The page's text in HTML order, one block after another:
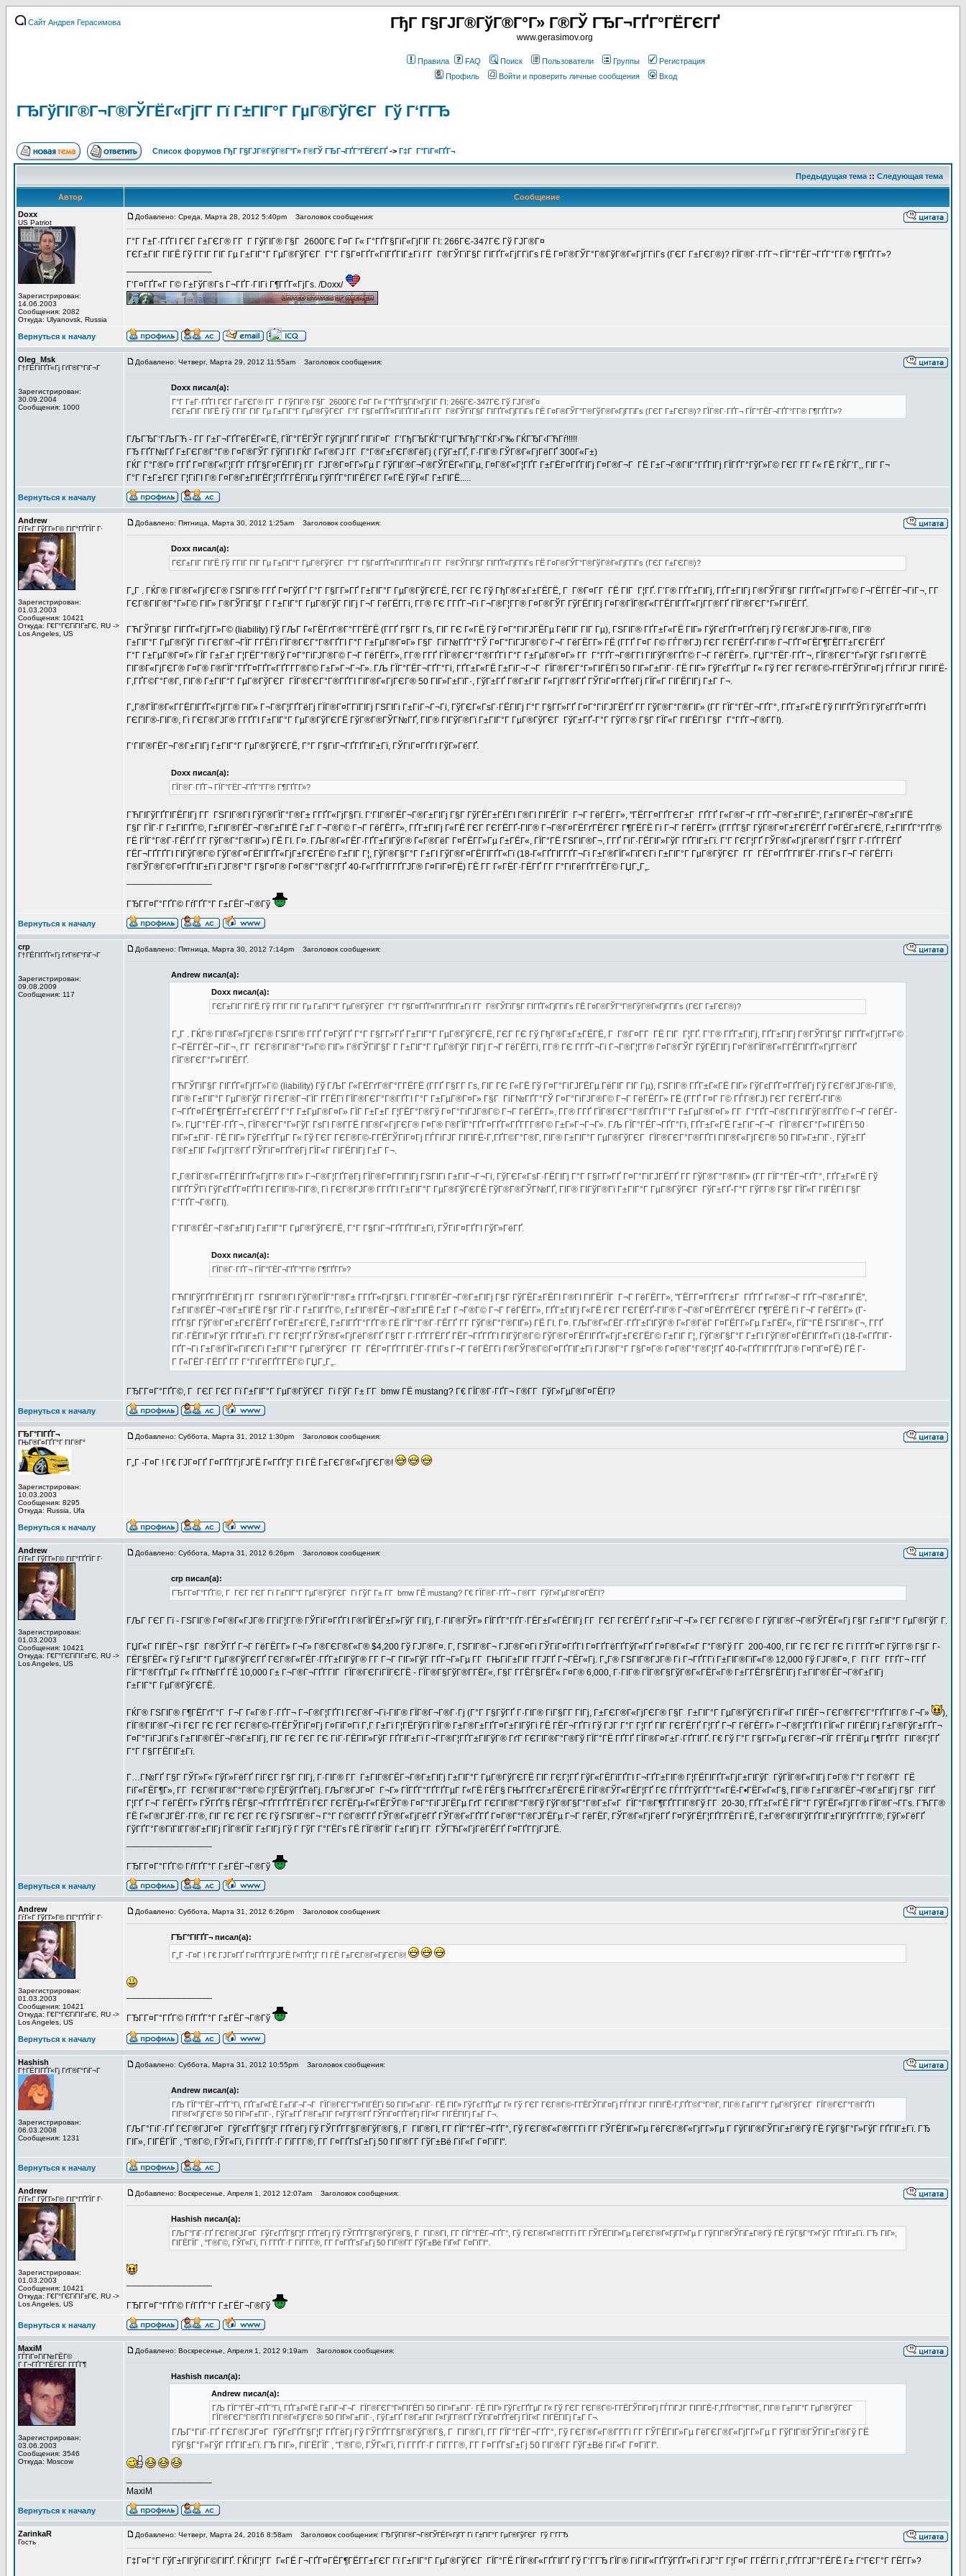
Сайт Андрея Герасимова ГђГ Г§ГЈГ®ГўГ®Г°Г» Г®ГЎ ГЂГ¬ГҐГ°ГЁГЄГҐ
www.gerasimov.org
Правила FAQ Поиск Пользователи Группы
Регистрация
Профиль
Войти и проверить личные сообщения Вход
ГЂГўГІГ®Г¬Г®ГЎГЁГ«ГјГ­Г Гї Г±ГІГ°Г ГµГ®ГўГЄГ Гў Г‘ГГЂ
Список форумов ГђГ Г§ГЈГ®ГўГ®Г°Г» Г®ГЎ ГЂГ¬ГҐГ°ГЁГЄГҐ-> Г‡Г Г°ГіГ«ГҐГ¬
Предыдущая тема :: Следующая тема
Автор
Сообщение
Doxx
US Patriot
Зарегистрирован:
14.06.2003
Сообщения: 2082
Откуда: Ulyanovsk, Russia
Добавлено: Среда, Марта 28, 2012 5:40pm Заголовок сообщения:
Г°Г Г±Г·ГҐГІ ГЄГ Г±ГЄГ® Г­Г Г ГўГІГ® Г§Г 2600ГЄ Г¤Г Г« Г°ГҐГ§ГіГ«ГјГІГ ГІ: 266ГЄ-347ГЄ Гў ГЈГ®Г¤
ГЄГ±ГІГ ГІГЁ Гў ГГІГ ГІГ Гµ Г±ГІГ°Г ГµГ®ГўГЄГ Г°Г Г§Г¤ГҐГ«ГїГҐГІГ±Гї Г­Г Г®ГЎГїГ§Г ГІГҐГ«ГјГ­ГіГѕ ГЁ Г¤Г®ГЎГ°Г®ГўГ®Г«ГјГ­ГіГѕ (ГЄГ Г±ГЄГ®)? ГЇГ®Г·ГҐГ¬ ГЇГ°ГЁГ¬ГҐГ°Г­Г® Г¶ГҐГ­Г»?
Г‘Г¤ГҐГ«Г Г© Г±ГўГ®Гѕ Г¬ГҐГ·ГІГі Г¶ГҐГ«ГјГѕ. /Doxx/
Вернуться к началу
Oleg_Msk
Г†ГЁГІГҐГ«Гј ГґГ®Г°ГіГ¬Г
Зарегистрирован:
30.09.2004
Сообщения: 1000
Добавлено: Четверг, Марта 29, 2012 11:55am Заголовок сообщения:
Doxx писал(а):
Г°Г Г±Г·ГҐГІ ГЄГ Г±ГЄГ® Г­Г Г ГўГІГ® Г§Г 2600ГЄ Г¤Г Г« Г°ГҐГ§ГіГ«ГјГІГ ГІ: 266ГЄ-347ГЄ Гў ГЈГ®Г¤
ГЄГ±ГІГ ГІГЁ Гў ГГІГ ГІГ Гµ Г±ГІГ°Г ГµГ®ГўГЄГ Г°Г Г§Г¤ГҐГ«ГїГҐГІГ±Гї Г­Г Г®ГЎГїГ§Г ГІГҐГ«ГјГ­ГіГѕ ГЁ Г¤Г®ГЎГ°Г®ГўГ®Г«ГјГ­ГіГѕ (ГЄГ Г±ГЄГ®)? ГЇГ®Г·ГҐГ¬ ГЇГ°ГЁГ¬ГҐГ°Г­Г® Г¶ГҐГ­Г»?
ГЉГЂГ‘ГЉГЋ - Г­Г Г±Г¬ГҐГёГЁГ«ГЁ, ГЇГ°ГЁГЎГ ГўГјГІГҐ ГІГіГ¤Г Г’ГђГЂГЌГ‘ГЏГЋГђГ’ГЌГ›Г‰ ГЌГЂГ‹ГЋГѓ!!!!!
ГЂ ГҐГ№ГҐ Г±ГЄГ®Г°Г® Г¤Г®ГЎГ ГўГїГІ ГЌГ Г«Г®ГЈ Г­Г Г°Г®Г±ГЄГ®ГёГј ( ГўГ±ГҐ, Г·ГІГ® ГЎГ®Г«ГјГёГҐ 300Г«Г±)
ГЌГ Г°Г®Г¤ Г­ГҐ Г¤Г®Г«Г¦ГҐГ­ ГҐГ§Г¤ГЁГІГј Г­Г ГЈГ®Г¤Г­Г»Гµ Г ГўГІГ®Г¬Г®ГЎГЁГ«ГїГµ, Г¤Г®Г«Г¦ГҐГ­ Г±ГЁГ¤ГҐГІГј Г¤Г®Г¬Г ГЁ Г±Г¬Г®ГІГ°ГҐГІГј ГЇГҐГ°ГўГ»Г© ГЄГ Г­Г Г« ГЁ ГЌГ’Г‚, ГІГ Г¬
Г°Г Г±Г±ГЄГ Г¦ГіГІ Г® Г¤Г®Г±ГІГЁГ¦ГҐГ­ГЁГїГµ ГўГҐГ°ГІГЁГЄГ Г«ГЁ ГўГ«Г Г±ГІГЁ.....
Вернуться к началу
Andrew
ГѓГ«Г ГўГ­Г»Г© ГІГ°ГҐГЇГ Г·
Зарегистрирован:
01.03.2003
Сообщения: 10421
Откуда: Г€Г°ГЄГіГІГ±ГЄ, RU ->
Los Angeles, US
Добавлено: Пятница, Марта 30, 2012 1:25am Заголовок сообщения:
Doxx писал(а):
ГЄГ±ГІГ ГІГЁ Гў ГГІГ ГІГ Гµ Г±ГІГ°Г ГµГ®ГўГЄГ Г°Г Г§Г¤ГҐГ«ГїГҐГІГ±Гї Г­Г Г®ГЎГїГ§Г ГІГҐГ«ГјГ­ГіГѕ ГЁ Г¤Г®ГЎГ°Г®ГўГ®Г«ГјГ­ГіГѕ (ГЄГ Г±ГЄГ®)?
Г„Г . ГЌГ® ГІГ®Г«ГјГЄГ® ГЅГІГ® Г­ГҐ Г¤ГўГҐ Г°Г Г§Г­Г»ГҐ Г±ГІГ°Г ГµГ®ГўГЄГЁ, ГЄГ ГЄ Гў ГђГ®Г±Г±ГЁГЁ, Г Г®Г¤Г­Г ГЁ ГІГ Г¦ГҐ. Г’Г® ГҐГ±ГІГј, ГҐГ±ГІГј Г®ГЎГїГ§Г ГІГҐГ«ГјГ­Г»Г© Г¬ГЁГ­ГЁГ¬ГіГ¬, Г­Г
ГЄГ®ГІГ®Г°Г»Г© ГІГ» Г®ГЎГїГ§Г Г­ Г±ГІГ°Г ГµГ®ГўГ ГІГј Г¬Г ГёГЁГ­Гі, Г­Г® ГЄ Г­ГҐГ¬Гі Г¬Г®Г¦Г­Г® Г¤Г®ГЎГ ГўГЁГІГј Г¤Г®ГЇГ®Г«Г­ГЁГІГҐГ«ГјГ­Г®ГҐ ГЇГ®ГЄГ°Г»ГІГЁГҐ.
ГЋГЎГїГ§Г ГІГҐГ«ГјГ­Г»Г© (liability) Гў ГЉГ Г«ГЁГґГ®Г°Г­ГЁГЁ (Г­ГҐ Г§Г­Г Гѕ, ГІГ ГЄ Г«ГЁ Гў Г¤Г°ГіГЈГЁГµ ГёГІГ ГІГ Гµ), ГЅГІГ® ГҐГ±Г«ГЁ ГІГ» ГўГєГҐГ¤ГҐГёГј Гў ГЄГ®ГЈГ®-ГІГ®, ГІГ®
Г±ГІГ°Г ГµГ®ГўГ Гї ГЄГ®Г¬ГЇГ Г­ГЁГї ГЇГ®ГЄГ°Г®ГҐГІ Г°Г Г±ГµГ®Г¤Г» Г§Г ГіГ№ГҐГ°ГЎ Г¤Г°ГіГЈГ®Г© Г¬Г ГёГЁГ­Г» ГЁ (Г­ГҐ Г¤Г Г© ГЃГ®ГЈ) ГЄГ ГЄГЁГҐ-ГІГ® Г¬ГҐГ¤ГЁГ¶ГЁГ­Г±ГЄГЁГҐ
Г°Г Г±ГµГ®Г¤Г» ГЇГ Г±Г±Г Г¦ГЁГ°Г®Гў Г¤Г°ГіГЈГ®Г© Г¬Г ГёГЁГ­Г», Г­Г® Г­ГҐ ГЇГ®ГЄГ°Г®ГҐГІ Г°Г Г±ГµГ®Г¤Г» Г­Г Г°ГҐГ¬Г®Г­ГІ ГІГўГ®ГҐГ© Г¬Г ГёГЁГ­Г». ГЏГ°ГЁГ·ГҐГ¬, ГЇГ®ГЄГ°Г»ГўГ ГѕГІ Г®Г­ГЁ
ГІГ®Г«ГјГЄГ® Г¤Г® Г®ГЇГ°ГҐГ¤ГҐГ«ГҐГ­Г­Г®Г© Г±Г»Г¬Г¬Г». ГЉ ГЇГ°ГЁГ¬ГҐГ°Гі, ГҐГ±Г«ГЁ Г±ГіГ¬Г¬Г ГЇГ®ГЄГ°Г»ГІГЁГї 50 ГІГ»Г±ГїГ· ГЁ ГІГ» ГўГєГҐГµГ Г« Гў ГЄГ ГЄГ®Г©-Г­ГЁГЎГіГ¤Гј ГЃГіГЈГ ГІГІГЁ-
Г‚ГҐГ©Г°Г®Г­, ГІГ® Г±ГІГ°Г ГµГ®ГўГЄГ ГЇГ®ГЄГ°Г®ГҐГІ ГІГ®Г«ГјГЄГ® 50 ГІГ»Г±ГїГ·, ГўГ±ГҐ Г®Г±ГІГ Г«ГјГ­Г®ГҐ ГЎГіГ¤ГҐГёГј ГЇГ«Г ГІГЁГІГј Г±Г Г¬.
Г„Г®ГЇГ®Г«Г­ГЁГІГҐГ«ГјГ­Г® ГІГ» Г¬Г®Г¦ГҐГёГј ГЇГ®Г¤Г­ГїГІГј ГЅГІГі Г±ГіГ¬Г¬Гі, ГўГЄГ«ГѕГ·ГЁГІГј Г°Г Г§Г­Г»ГҐ Г¤Г°ГіГЈГЁГҐ Г­Г ГўГ®Г°Г®ГІГ» (Г­Г ГЇГ°ГЁГ¬ГҐГ°, ГҐГ±Г«ГЁ Гў ГІГҐГЎГї ГўГєГҐГ¤ГҐГІ
ГЄГІГ®-ГІГ®, Гі ГЄГ®ГЈГ® Г­ГҐГІ Г±ГІГ°Г ГµГ®ГўГЄГЁ ГўГ®Г®ГЎГ№ГҐ, ГІГ® ГІГўГ®Гї Г±ГІГ°Г ГµГ®ГўГЄГ ГўГ±ГҐ-Г°Г ГўГ­Г® Г§Г ГЇГ«Г ГІГЁГІ Г§Г Г°ГҐГ¬Г®Г­ГІ).
Г‘ГІГ®ГЁГ¬Г®Г±ГІГј Г±ГІГ°Г ГµГ®ГўГЄГЁ, Г°Г Г§ГіГ¬ГҐГҐГІГ±Гї, ГЎГіГ¤ГҐГІ ГўГ»ГёГҐ.
Doxx писал(а):
ГЇГ®Г·ГҐГ¬ ГЇГ°ГЁГ¬ГҐГ°Г­Г® Г¶ГҐГ­Г»?
ГЋГІГўГҐГІГЁГІГј Г­Г ГЅГІГ®ГІ ГўГ®ГЇГ°Г®Г± Г­ГҐГ«ГјГ§Гї. Г‘ГІГ®ГЁГ¬Г®Г±ГІГј Г§Г ГўГЁГ±ГЁГІ Г®ГІ ГІГЁГЇГ Г¬Г ГёГЁГ­Г», "ГЁГ­Г¤ГҐГЄГ±Г ГҐГҐ Г«Г®Г¬Г ГҐГ¬Г®Г±ГІГЁ", Г±ГІГ®ГЁГ¬Г®Г±ГІГЁ
Г§Г ГЇГ·Г Г±ГІГҐГ©, Г±ГІГ®ГЁГ¬Г®Г±ГІГЁ Г±Г Г¬Г®Г© Г¬Г ГёГЁГ­Г», ГҐГ±ГІГј Г«ГЁ ГЄГ ГЄГЁГҐ-ГІГ® Г¬Г®Г¤ГЁГґГЁГЄГ Г¶ГЁГЁ Гі Г¬Г ГёГЁГ­Г» (Г­ГҐГ§Г ГўГ®Г¤Г±ГЄГЁГҐ Г¤ГЁГ±ГЄГЁ, Г±ГІГҐГ°ГҐГ®
ГЁ ГЇГ°Г®Г·ГЁГҐ Г­Г ГўГ®Г°Г®ГІГ») ГЁ ГІ. Г¤. ГЉГ®Г«ГЁГ·ГҐГ±ГІГўГ® Г«Г®ГёГ Г¤ГЁГ­Г»Гµ Г±ГЁГ«, ГЇГ°ГЁ ГЅГІГ®Г¬, Г­ГҐ ГіГ·ГЁГІГ»ГўГ ГҐГІГ±Гї. Г’Г ГЄГ¦ГҐ ГЎГ®Г«ГјГёГ®ГҐ Г§Г­Г Г·ГҐГ­ГЁГҐ
ГЁГ¬ГҐГҐГІ ГІГўГ®Г© ГўГ®Г¤ГЁГІГҐГ«ГјГ±ГЄГЁГ© Г±ГІГ Г¦, ГўГ®Г§Г°Г Г±ГІ ГўГ®Г¤ГЁГІГҐГ«Гї (18-Г«ГҐГІГ­ГҐГ¬Гі Г±Г®ГЇГ«ГїГЄГі Г±ГІГ°Г ГµГ®ГўГЄГ Г­Г ГЁГ¤ГҐГ­ГІГЁГ·Г­ГіГѕ Г¬Г ГёГЁГ­Гі
Г®ГЎГ®Г©Г¤ГҐГІГ±Гї ГЈГ®Г°Г Г§Г¤Г® Г¤Г®Г°Г®Г¦ГҐ 40-Г«ГҐГІГ­ГҐГЈГ® Г¤ГїГ¤ГЁ) ГЁ Г­Г Г«ГЁГ·ГЁГҐ Г­Г Г°ГіГёГҐГ­ГЁГ© ГЏГ„Г„.
ГЂГ­Г¤Г°ГҐГ© ГѓГҐГ°Г Г±ГЁГ¬Г®Гў
Вернуться к началу
crp
Г†ГЁГІГҐГ«Гј ГґГ®Г°ГіГ¬Г
Зарегистрирован:
09.08.2009
Сообщения: 117
Добавлено: Пятница, Марта 30, 2012 7:14pm Заголовок сообщения:
Andrew писал(а):
Doxx писал(а):
ГЄГ±ГІГ ГІГЁ Гў ГГІГ ГІГ Гµ Г±ГІГ°Г ГµГ®ГўГЄГ Г°Г Г§Г¤ГҐГ«ГїГҐГІГ±Гї Г­Г Г®ГЎГїГ§Г ГІГҐГ«ГјГ­ГіГѕ ГЁ Г¤Г®ГЎГ°Г®ГўГ®Г«ГјГ­ГіГѕ (ГЄГ Г±ГЄГ®)?
Г„Г . ГЌГ® ГІГ®Г«ГјГЄГ® ГЅГІГ® Г­ГҐ Г¤ГўГҐ Г°Г Г§Г­Г»ГҐ Г±ГІГ°Г ГµГ®ГўГЄГЁ, ГЄГ ГЄ Гў ГђГ®Г±Г±ГЁГЁ, Г Г®Г¤Г­Г ГЁ ГІГ Г¦ГҐ. Г’Г® ГҐГ±ГІГј, ГҐГ±ГІГј Г®ГЎГїГ§Г ГІГҐГ«ГјГ­Г»Г©
Г¬ГЁГ­ГЁГ¬ГіГ¬, Г­Г ГЄГ®ГІГ®Г°Г»Г© ГІГ» Г®ГЎГїГ§Г Г­ Г±ГІГ°Г ГµГ®ГўГ ГІГј Г¬Г ГёГЁГ­Гі, Г­Г® ГЄ Г­ГҐГ¬Гі Г¬Г®Г¦Г­Г® Г¤Г®ГЎГ ГўГЁГІГј Г¤Г®ГЇГ®Г«Г­ГЁГІГҐГ«ГјГ­Г®ГҐ
ГЇГ®ГЄГ°Г»ГІГЁГҐ.
ГЋГЎГїГ§Г ГІГҐГ«ГјГ­Г»Г© (liability) Гў ГЉГ Г«ГЁГґГ®Г°Г­ГЁГЁ (Г­ГҐ Г§Г­Г Гѕ, ГІГ ГЄ Г«ГЁ Гў Г¤Г°ГіГЈГЁГµ ГёГІГ ГІГ Гµ), ГЅГІГ® ГҐГ±Г«ГЁ ГІГ» ГўГєГҐГ¤ГҐГёГј Гў ГЄГ®ГЈГ®-ГІГ®,
ГІГ® Г±ГІГ°Г ГµГ®ГўГ Гї ГЄГ®Г¬ГЇГ Г­ГЁГї ГЇГ®ГЄГ°Г®ГҐГІ Г°Г Г±ГµГ®Г¤Г» Г§Г ГіГ№ГҐГ°ГЎ Г¤Г°ГіГЈГ®Г© Г¬Г ГёГЁГ­Г» ГЁ (Г­ГҐ Г¤Г Г© ГЃГ®ГЈ) ГЄГ ГЄГЁГҐ-ГІГ®
Г¬ГҐГ¤ГЁГ¶ГЁГ­Г±ГЄГЁГҐ Г°Г Г±ГµГ®Г¤Г» ГЇГ Г±Г±Г Г¦ГЁГ°Г®Гў Г¤Г°ГіГЈГ®Г© Г¬Г ГёГЁГ­Г», Г­Г® Г­ГҐ ГЇГ®ГЄГ°Г®ГҐГІ Г°Г Г±ГµГ®Г¤Г» Г­Г Г°ГҐГ¬Г®Г­ГІ ГІГўГ®ГҐГ© Г¬Г ГёГЁГ­
Г». ГЏГ°ГЁГ·ГҐГ¬, ГЇГ®ГЄГ°Г»ГўГ ГѕГІ Г®Г­ГЁ ГІГ®Г«ГјГЄГ® Г¤Г® Г®ГЇГ°ГҐГ¤ГҐГ«ГҐГ­Г­Г®Г© Г±Г»Г¬Г¬Г». ГЉ ГЇГ°ГЁГ¬ГҐГ°Гі, ГҐГ±Г«ГЁ Г±ГіГ¬Г¬Г ГЇГ®ГЄГ°Г»ГІГЁГї 50
ГІГ»Г±ГїГ· ГЁ ГІГ» ГўГєГҐГµГ Г« Гў ГЄГ ГЄГ®Г©-Г­ГЁГЎГіГ¤Гј ГЃГіГЈГ ГІГІГЁ-Г‚ГҐГ©Г°Г®Г­, ГІГ® Г±ГІГ°Г ГµГ®ГўГЄГ ГЇГ®ГЄГ°Г®ГҐГІ ГІГ®Г«ГјГЄГ® 50 ГІГ»Г±ГїГ·, ГўГ±ГҐ
Г®Г±ГІГ Г«ГјГ­Г®ГҐ ГЎГіГ¤ГҐГёГј ГЇГ«Г ГІГЁГІГј Г±Г Г¬.
Г„Г®ГЇГ®Г«Г­ГЁГІГҐГ«ГјГ­Г® ГІГ» Г¬Г®Г¦ГҐГёГј ГЇГ®Г¤Г­ГїГІГј ГЅГІГі Г±ГіГ¬Г¬Гі, ГўГЄГ«ГѕГ·ГЁГІГј Г°Г Г§Г­Г»ГҐ Г¤Г°ГіГЈГЁГҐ Г­Г ГўГ®Г°Г®ГІГ» (Г­Г ГЇГ°ГЁГ¬ГҐГ°, ГҐГ±Г«ГЁ Гў
ГІГҐГЎГї ГўГєГҐГ¤ГҐГІ ГЄГІГ®-ГІГ®, Гі ГЄГ®ГЈГ® Г­ГҐГІ Г±ГІГ°Г ГµГ®ГўГЄГЁ ГўГ®Г®ГЎГ№ГҐ, ГІГ® ГІГўГ®Гї Г±ГІГ°Г ГµГ®ГўГЄГ ГўГ±ГҐ-Г°Г ГўГ­Г® Г§Г ГЇГ«Г ГІГЁГІ Г§Г
Г°ГҐГ¬Г®Г­ГІ).
Г‘ГІГ®ГЁГ¬Г®Г±ГІГј Г±ГІГ°Г ГµГ®ГўГЄГЁ, Г°Г Г§ГіГ¬ГҐГҐГІГ±Гї, ГЎГіГ¤ГҐГІ ГўГ»ГёГҐ.
Doxx писал(а):
ГЇГ®Г·ГҐГ¬ ГЇГ°ГЁГ¬ГҐГ°Г­Г® Г¶ГҐГ­Г»?
ГЋГІГўГҐГІГЁГІГј Г­Г ГЅГІГ®ГІ ГўГ®ГЇГ°Г®Г± Г­ГҐГ«ГјГ§Гї. Г‘ГІГ®ГЁГ¬Г®Г±ГІГј Г§Г ГўГЁГ±ГЁГІ Г®ГІ ГІГЁГЇГ Г¬Г ГёГЁГ­Г», "ГЁГ­Г¤ГҐГЄГ±Г ГҐГҐ Г«Г®Г¬Г ГҐГ¬Г®Г±ГІГЁ",
Г±ГІГ®ГЁГ¬Г®Г±ГІГЁ Г§Г ГЇГ·Г Г±ГІГҐГ©, Г±ГІГ®ГЁГ¬Г®Г±ГІГЁ Г±Г Г¬Г®Г© Г¬Г ГёГЁГ­Г», ГҐГ±ГІГј Г«ГЁ ГЄГ ГЄГЁГҐ-ГІГ® Г¬Г®Г¤ГЁГґГЁГЄГ Г¶ГЁГЁ Гі Г¬Г ГёГЁГ­Г» (Г­
ГҐГ§Г ГўГ®Г¤Г±ГЄГЁГҐ Г¤ГЁГ±ГЄГЁ, Г±ГІГҐГ°ГҐГ® ГЁ ГЇГ°Г®Г·ГЁГҐ Г­Г ГўГ®Г°Г®ГІГ») ГЁ ГІ. Г¤. ГЉГ®Г«ГЁГ·ГҐГ±ГІГўГ® Г«Г®ГёГ Г¤ГЁГ­Г»Гµ Г±ГЁГ«, ГЇГ°ГЁ ГЅГІГ®Г¬, Г­ГҐ
ГіГ·ГЁГІГ»ГўГ ГҐГІГ±Гї. Г’Г ГЄГ¦ГҐ ГЎГ®Г«ГјГёГ®ГҐ Г§Г­Г Г·ГҐГ­ГЁГҐ ГЁГ¬ГҐГҐГІ ГІГўГ®Г© ГўГ®Г¤ГЁГІГҐГ«ГјГ±ГЄГЁГ© Г±ГІГ Г¦, ГўГ®Г§Г°Г Г±ГІ ГўГ®Г¤ГЁГІГҐГ«Гї (18-Г«ГҐГІГ­
ГҐГ¬Гі Г±Г®ГЇГ«ГїГЄГі Г±ГІГ°Г ГµГ®ГўГЄГ Г­Г ГЁГ¤ГҐГ­ГІГЁГ·Г­ГіГѕ Г¬Г ГёГЁГ­Гі Г®ГЎГ®Г©Г¤ГҐГІГ±Гї ГЈГ®Г°Г Г§Г¤Г® Г¤Г®Г°Г®Г¦ГҐ 40-Г«ГҐГІГ­ГҐГЈГ® Г¤ГїГ¤ГЁ) ГЁ Г­
Г Г«ГЁГ·ГЁГҐ Г­Г Г°ГіГёГҐГ­ГЁГ© ГЏГ„Г„.
ГЂГ­Г¤Г°ГҐГ©, Г ГЄГ ГЄГ Гї Г±ГІГ°Г ГµГ®ГўГЄГ Гі ГўГ Г± Г­Г bmw ГЁ mustang? Г€ ГЇГ®Г·ГҐГ¬ Г®Г­Г ГўГ»ГµГ®Г¤ГЁГІ?
Вернуться к началу
ГЂГ°ГІГҐГ¬
ГЊГ®Г¤ГҐГ°Г ГІГ®Г°
Зарегистрирован:
10.03.2003
Сообщения: 8295
Откуда: Russia, Ufa
Добавлено: Суббота, Марта 31, 2012 1:30pm Заголовок сообщения:
Г„Г -Г¤Г ! Г€ ГЈГ¤ГҐ Г¤ГҐГ­ГјГЈГЁ Г«ГҐГ¦Г ГІ ГЁ Г±ГЄГ®Г«ГјГЄГ®!
Вернуться к началу
Andrew
ГѓГ«Г ГўГ­Г»Г© ГІГ°ГҐГЇГ Г·
Зарегистрирован:
01.03.2003
Сообщения: 10421
Откуда: Г€Г°ГЄГіГІГ±ГЄ, RU ->
Los Angeles, US
Добавлено: Суббота, Марта 31, 2012 6:26pm Заголовок сообщения:
crp писал(а):
ГЂГ­Г¤Г°ГҐГ©, Г ГЄГ ГЄГ Гї Г±ГІГ°Г ГµГ®ГўГЄГ Гі ГўГ Г± Г­Г bmw ГЁ mustang? Г€ ГЇГ®Г·ГҐГ¬ Г®Г­Г ГўГ»ГµГ®Г¤ГЁГІ?
ГЉГ ГЄГ Гї - ГЅГІГ® Г¤Г®Г«ГЈГ® Г­ГіГ¦Г­Г® ГЎГіГ¤ГҐГІ Г®ГЇГЁГ±Г»ГўГ ГІГј, Г·ГІГ®ГЎГ» ГЇГҐГ°ГҐГ·ГЁГ±Г«ГЁГІГј Г­Г ГЄГ ГЄГЁГҐ Г±ГіГ¬Г¬Г» ГЄГ ГЄГ®Г© Г ГўГІГ®Г¬Г®ГЎГЁГ«Гј Г§Г Г±ГІГ°Г ГµГ®ГўГ Г­.
ГЏГ«Г ГІГЁГ¬ Г§Г Г®ГЎГҐ Г¬Г ГёГЁГ­Г» Г¬Г» Г®ГЄГ®Г«Г® $4,200 Гў ГЈГ®Г¤. Г‚ ГЅГІГ®Г¬ ГЈГ®Г¤Гі ГЎГіГ¤ГҐГІ Г¤ГҐГёГҐГўГ«ГҐ Г¤Г®Г«Г«Г Г°Г®Гў Г­Г 200-400, ГІГ ГЄ ГЄГ ГЄ Гї Г­ГҐГ¤Г ГўГ­Г® Г§Г Г­
ГЁГ§ГЁГ« Гў Г±ГІГ°Г ГµГ®ГўГЄГҐ ГЄГ®Г«ГЁГ·ГҐГ±ГІГўГ® Г­Г Г¬Г ГІГ»ГўГ ГҐГ¬Г»Гµ Г­Г ГЊГіГ±ГІГ Г­ГЈГҐ Г¬ГЁГ«Гј. Г„Г® ГЅГІГ®ГЈГ® Гі Г¬ГҐГ­Гї Г±ГІГ®ГїГ«Г® 12,000 Гў ГЈГ®Г¤, Г Гї Г­Г Г­ГҐГ¬ Г­ГҐ
ГЇГ°Г®ГҐГµГ Г« ГҐГ№ГҐ ГЁ 10,000 Г± Г¬Г®Г¬ГҐГ­ГІГ ГЇГ®ГЄГіГЇГЄГЁ - ГЇГ®Г§ГўГ®Г­ГЁГ«, Г§Г Г­ГЁГ§ГЁГ« Г¤Г® 6,000, Г·ГІГ® ГЇГ®Г§ГўГ®Г«ГЁГ«Г® Г±Г­ГЁГ§ГЁГІГј Г±ГІГ®ГЁГ¬Г®Г±ГІГј
Г±ГІГ°Г ГµГ®ГўГЄГЁ.
ГЌГ® ГЅГІГ® Г¶ГЁГґГ°Г Г¬Г Г«Г® Г·ГҐГ¬ Г¬Г®Г¦ГҐГІ ГЄГ®Г¬Гі-ГІГ® ГЇГ®Г¬Г®Г·Гј (Г°Г Г§ГўГҐ Г·ГІГ® ГіГ§Г­Г ГІГј, Г±ГЄГ®Г«ГјГЄГ® Г§Г Г±ГІГ°Г ГµГ®ГўГЄГі ГЇГ«Г ГІГЁГ¬ ГЄГ®Г­ГЄГ°ГҐГІГ­Г® Г¬Г»
),
ГЇГ®ГІГ®Г¬Гі ГЄГ ГЄ ГЄГ ГЄГ®Г©-Г­ГЁГЎГіГ¤Гј Г¤ГїГ¤Гї Г‚Г Г±Гї Г¦ГЁГўГї ГЇГ® Г±Г®Г±ГҐГ¤Г±ГІГўГі ГЁ ГЁГ¬ГҐГї Гў ГЈГ Г°Г Г¦ГҐ ГІГ ГЄГЁГҐ Г¦ГҐ Г¬Г ГёГЁГ­Г» Г¬Г®Г¦ГҐГІ ГЇГ«Г ГІГЁГІГј Г±Г®ГўГ±ГҐГ¬
Г¤Г°ГіГЈГіГѕ Г±ГІГ®ГЁГ¬Г®Г±ГІГј, ГІГ ГЄ ГЄГ ГЄ ГіГ·ГЁГІГ»ГўГ ГҐГІГ±Гї Г¬Г­Г®Г¦ГҐГ±ГІГўГ® ГґГ ГЄГІГ®Г°Г®Гў ГЇГ°ГЁ ГҐГҐ ГЇГ®Г¤Г±Г·ГҐГІГҐ. Г€ Гў Г°Г Г§Г­Г»Гµ ГЄГ®Г¬ГЇГ Г­ГЁГїГµ Г¶ГҐГ­Г ГІГ®Г¦ГҐ
Г°Г Г§Г­ГЁГІГ±Гї.
Г…Г№ГҐ Г§Г ГЎГ»Г« ГўГ»ГёГҐ ГіГЄГ Г§Г ГІГј, Г·ГІГ® Г­Г Г±ГІГ®ГЁГ¬Г®Г±ГІГј Г±ГІГ°Г ГµГ®ГўГЄГЁ ГІГ ГЄГ¦ГҐ ГўГ«ГЁГїГҐГІ Г¬ГҐГ±ГІГ® Г¦ГЁГІГҐГ«ГјГ±ГІГўГ ГўГЇГ®Г«ГІГј Г¤Г® Г°Г Г©Г®Г­Г ГЁ
ГіГ«ГЁГ¶Г», Г­Г ГЄГ®ГІГ®Г°Г®Г© Г¦ГЁГўГҐГёГј. ГЉГ®ГЈГ¤Г Г¬Г» ГЇГҐГ°ГҐГҐГµГ Г«ГЁ ГЁГ§ ГЊГҐГЄГ±ГЁГЄГЁ ГЇГ®ГЎГ«ГЁГ¦ГҐ ГЄ ГЃГҐГўГҐГ°Г«ГЁ-Г•ГЁГ«Г«Г§, ГІГ® Г±ГІГ®ГЁГ¬Г®Г±ГІГј Г§Г ГІГҐ
Г¦ГҐ Г¬Г ГёГЁГ­Г» ГЎГҐГ§ ГЁГ§Г¬ГҐГ­ГҐГ­ГЁГї ГЄГ ГЄГЁГµ-Г«ГЁГЎГ® Г¤Г°ГіГЈГЁГµ ГґГ ГЄГІГ®Г°Г®Гў ГўГ®Г§Г°Г®Г±Г«Г ГЇГ°Г®Г¶ГҐГ­ГІГ®Гў Г­Г 20-30, ГҐГ±Г«ГЁ ГЇГ°Г ГўГЁГ«ГјГ­Г® ГЇГ®Г¬Г­Гѕ. ГЋГ­Г®
ГЁ Г«Г®ГЈГЁГ·Г­Г®, ГІГ ГЄ ГЄГ ГЄ Гў ГЅГІГ®Г¬ Г°Г Г©Г®Г­ГҐ ГЎГ®Г«ГјГёГҐ ГЎГ®Г«ГҐГҐ Г¤Г®Г°Г®ГЈГЁГµ Г¬Г ГёГЁГ­, ГЎГ®Г«ГјГёГҐ Г¤ГўГЁГ¦ГҐГ­ГЁГї ГЁ, Г±Г®Г®ГІГўГҐГІГ±ГІГўГҐГ­Г­Г®, ГўГ»ГёГҐ
ГўГҐГ°Г®ГїГІГ­Г®Г±ГІГј ГЇГ®ГЇГ Г±ГІГј Гў Г ГўГ Г°ГЁГѕ ГЁ ГЇГ®ГЇГ Г±ГІГј Г­Г ГЎГЋГ«ГјГёГЁГҐ Г¤ГҐГ­ГјГЈГЁ.
ГЂГ­Г¤Г°ГҐГ© ГѓГҐГ°Г Г±ГЁГ¬Г®Гў
Вернуться к началу
Andrew
ГѓГ«Г ГўГ­Г»Г© ГІГ°ГҐГЇГ Г·
Зарегистрирован:
01.03.2003
Сообщения: 10421
Откуда: Г€Г°ГЄГіГІГ±ГЄ, RU ->
Los Angeles, US
Добавлено: Суббота, Марта 31, 2012 6:26pm Заголовок сообщения:
ГЂГ°ГІГҐГ¬ писал(а):
Г„Г -Г¤Г ! Г€ ГЈГ¤ГҐ Г¤ГҐГ­ГјГЈГЁ Г«ГҐГ¦Г ГІ ГЁ Г±ГЄГ®Г«ГјГЄГ®!
ГЂГ­Г¤Г°ГҐГ© ГѓГҐГ°Г Г±ГЁГ¬Г®Гў
Вернуться к началу
Hashish
Г†ГЁГІГҐГ«Гј ГґГ®Г°ГіГ¬Г
Зарегистрирован:
06.03.2008
Сообщения: 1231
Добавлено: Суббота, Марта 31, 2012 10:55pm Заголовок сообщения:
Andrew писал(а):
ГЉ ГЇГ°ГЁГ¬ГҐГ°Гі, ГҐГ±Г«ГЁ Г±ГіГ¬Г¬Г ГЇГ®ГЄГ°Г»ГІГЁГї 50 ГІГ»Г±ГїГ· ГЁ ГІГ» ГўГєГҐГµГ Г« Гў ГЄГ ГЄГ®Г©-Г­ГЁГЎГіГ¤Гј ГЃГіГЈГ ГІГІГЁ-Г‚ГҐГ©Г°Г®Г­, ГІГ® Г±ГІГ°Г ГµГ®ГўГЄГ ГЇГ®ГЄГ°Г®ГҐГІ
ГІГ®Г«ГјГЄГ® 50 ГІГ»Г±ГїГ·, ГўГ±ГҐ Г®Г±ГІГ Г«ГјГ­Г®ГҐ ГЎГіГ¤ГҐГёГј ГЇГ«Г ГІГЁГІГј Г±Г Г¬.
ГЉГ°ГіГ·ГҐ ГЄГ®ГЈГ¤Г ГўГєГҐГ§Г¦Г ГҐГёГј Гў ГЎГҐГ­Г§Г®ГўГ®Г§, Г ГІГ®ГІ, Г­Г ГЇГ°ГЁГ¬ГҐГ°, Гў ГЄГ®Г«Г®Г­Г­Гі Г­Г ГЎГЁГІГ»Гµ ГёГЄГ®Г«ГјГ­Г»Гµ Г ГўГІГ®ГЎГіГ±Г®Гў ГЁ ГўГ§Г°Г»ГўГ ГҐГІГ±Гї. ГЂ
ГІГ», ГІГЁГЇГ , "Г®Г©, ГЎГ«Гї, Гї Г­ГҐГ·Г ГїГ­Г­Г®, Г­Г Г¤ГҐГѕГ±Гј 50 ГІГ®Г­Г­ ГўГ±Вё ГіГ«Г Г¤ГїГІ".
Вернуться к началу
Andrew
ГѓГ«Г ГўГ­Г»Г© ГІГ°ГҐГЇГ Г·
Зарегистрирован:
01.03.2003
Сообщения: 10421
Откуда: Г€Г°ГЄГіГІГ±ГЄ, RU ->
Los Angeles, US
Добавлено: Воскресенье, Апреля 1, 2012 12:07am Заголовок сообщения:
Hashish писал(а):
ГЉГ°ГіГ·ГҐ ГЄГ®ГЈГ¤Г ГўГєГҐГ§Г¦Г ГҐГёГј Гў ГЎГҐГ­Г§Г®ГўГ®Г§, Г ГІГ®ГІ, Г­Г ГЇГ°ГЁГ¬ГҐГ°, Гў ГЄГ®Г«Г®Г­Г­Гі Г­Г ГЎГЁГІГ»Гµ ГёГЄГ®Г«ГјГ­Г»Гµ Г ГўГІГ®ГЎГіГ±Г®Гў ГЁ ГўГ§Г°Г»ГўГ ГҐГІГ±Гї. ГЂ ГІГ»,
ГІГЁГЇГ , "Г®Г©, ГЎГ«Гї, Гї Г­ГҐГ·Г ГїГ­Г­Г®, Г­Г Г¤ГҐГѕГ±Гј 50 ГІГ®Г­Г­ ГўГ±Вё ГіГ«Г Г¤ГїГІ".
ГЂГ­Г¤Г°ГҐГ© ГѓГҐГ°Г Г±ГЁГ¬Г®Гў
Вернуться к началу
MaxiM
ГЃГіГ¤ГіГ№ГЁГ©
Г Г¬ГҐГ°ГЁГЄГ Г­ГҐГ¶
Зарегистрирован:
03.06.2003
Сообщения: 3546
Откуда: Moscow
Добавлено: Воскресенье, Апреля 1, 2012 9:19am Заголовок сообщения:
Hashish писал(а):
Andrew писал(а):
ГЉ ГЇГ°ГЁГ¬ГҐГ°Гі, ГҐГ±Г«ГЁ Г±ГіГ¬Г¬Г ГЇГ®ГЄГ°Г»ГІГЁГї 50 ГІГ»Г±ГїГ· ГЁ ГІГ» ГўГєГҐГµГ Г« Гў ГЄГ ГЄГ®Г©-Г­ГЁГЎГіГ¤Гј ГЃГіГЈГ ГІГІГЁ-Г‚ГҐГ©Г°Г®Г­, ГІГ® Г±ГІГ°Г ГµГ®ГўГЄГ
ГЇГ®ГЄГ°Г®ГҐГІ ГІГ®Г«ГјГЄГ® 50 ГІГ»Г±ГїГ·, ГўГ±ГҐ Г®Г±ГІГ Г«ГјГ­Г®ГҐ ГЎГіГ¤ГҐГёГј ГЇГ«Г ГІГЁГІГј Г±Г Г¬.
ГЉГ°ГіГ·ГҐ ГЄГ®ГЈГ¤Г ГўГєГҐГ§Г¦Г ГҐГёГј Гў ГЎГҐГ­Г§Г®ГўГ®Г§, Г ГІГ®ГІ, Г­Г ГЇГ°ГЁГ¬ГҐГ°, Гў ГЄГ®Г«Г®Г­Г­Гі Г­Г ГЎГЁГІГ»Гµ ГёГЄГ®Г«ГјГ­Г»Гµ Г ГўГІГ®ГЎГіГ±Г®Гў ГЁ
ГўГ§Г°Г»ГўГ ГҐГІГ±Гї. ГЂ ГІГ», ГІГЁГЇГ , "Г®Г©, ГЎГ«Гї, Гї Г­ГҐГ·Г ГїГ­Г­Г®, Г­Г Г¤ГҐГѕГ±Гј 50 ГІГ®Г­Г­ ГўГ±Вё ГіГ«Г Г¤ГїГІ".
MaxiM
Вернуться к началу
ZarinkaR
Гость
Добавлено: Четверг, Марта 24, 2016 8:58am Заголовок сообщения: ГЂГўГІГ®Г¬Г®ГЎГЁГ«ГјГ­Г Гї Г±ГІГ°Г ГµГ®ГўГЄГ Гў Г‘ГГЂ
Г‡Г¤Г°Г ГўГ±ГІГўГіГ©ГІГҐ. ГЌГіГ¦Г­Г Г«ГЁ Г¬ГҐГ¤ГЁГ¶ГЁГ­Г±ГЄГ Гї Г±ГІГ°Г ГµГ®ГўГЄГ ГЇГ°ГЁ ГЇГ®Г«ГҐГІГҐ Гў Г‘ГГЂ ГЇГ® ГіГІГ«ГҐГўГҐГ«Гі ГЈГ°Г Г¦Г¤Г Г­ГЁГ­Гі Г‚ГҐГ­ГЈГ°ГЁГЁ Г± Г“ГЄГ°Г ГЁГ­Г»?